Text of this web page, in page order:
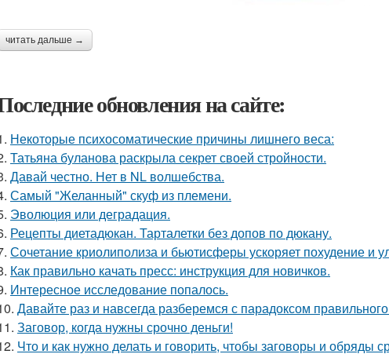
читать дальше →
обновления на сайте:
Некоторые психосоматические причины лишнего веса:
Татьяна буланова раскрыла секрет своей стройности.
Давай честно. Нет в NL волшебства.
Самый "Желанный" скуф из племени.
Эволюция или деградация.
Рецепты диетадюкан. Тарталетки без допов по дюкану.
Сочетание криолиполиза и бьютисферы ускоряет похудение и
Как правильно качать пресс: инструкция для новичков.
Интересное исследование попалось.
Давайте раз и навсегда разберемся с парадоксом
Заговор, когда нужны срочно деньги!
Что и как нужно делать и говорить, чтобы заговоры и обряды